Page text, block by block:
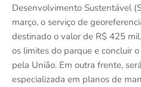
Desenvolvimento Sustentável
março, o serviço de
destinado o valor de R$ 425
os limites do parque e concluir
pela União. Em outra frente,
especializada em planos de